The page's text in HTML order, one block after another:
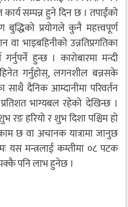
सम्पन्न हुने दिन छ । तपाईंको
बुद्धिको प्रयोगले कुनै महत्त्वपूर्ण
भाइबहिनीको उन्नतिप्रगतिका
हुन्छ । कारोबारमा मन्दी
गर्नुहोस्, लगनशील बन्नसके
साथै दैनिक आम्दानीमा परिवर्तन
भाग्यबल रहेको देखिन्छ ।
हरियो र शुभ दिशा पश्चिम हो
छ वा अचानक यात्रामा जानुछ
मन्त्रलाई कम्तीमा ०८ पटक
पक्कै पनि लाभ हुनेछ ।